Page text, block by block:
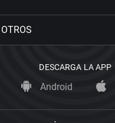
DESCARGA LA APP
Android